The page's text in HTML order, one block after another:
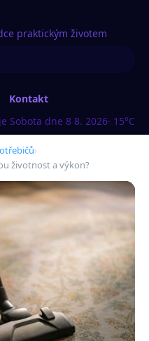
praktickým životem
Kontakt
Sobota dne 8 8. 2026· 15°C
›
životnost a výkon?